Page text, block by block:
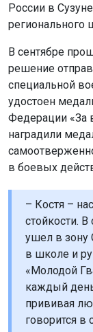
России в
регионального
В сентябре
решение
специальной
удостоен
Федерации «За
наградили
в боевых
– Костя –
стойкости.
ушел в зону
в школе и
«Молодой
каждый
прививая
говорится в